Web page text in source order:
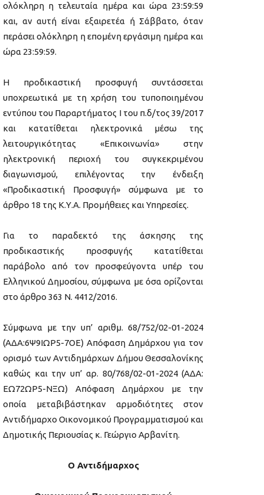
ολόκληρη η τελευταία ημέρα και ώρα 23:59:59
και, αν αυτή είναι εξαιρετέα ή Σάββατο, όταν
περάσει ολόκληρη η επομένη εργάσιμη ημέρα και
ώρα 23:59:59.
Η προδικαστική προσφυγή συντάσσεται
υποχρεωτικά με τη χρήση του τυποποιημένου
εντύπου του Παραρτήματος Ι του π.δ/τος 39/2017
και κατατίθεται ηλεκτρονικά μέσω της
λειτουργικότητας «Επικοινωνία» στην
ηλεκτρονική περιοχή του συγκεκριμένου
διαγωνισμού, επιλέγοντας την ένδειξη
«Προδικαστική Προσφυγή» σύμφωνα με το
άρθρο 18 της Κ.Υ.Α. Προμήθειες και Υπηρεσίες.
Για το παραδεκτό της άσκησης της
προδικαστικής προσφυγής κατατίθεται
παράβολο από τον προσφεύγοντα υπέρ του
Ελληνικού Δημοσίου, σύμφωνα με όσα ορίζονται
στο άρθρο 363 Ν. 4412/2016.
Σύμφωνα με την υπ’ αριθμ. 68/752/02-01-2024
(ΑΔΑ:6Ψ9ΙΩΡ5-7ΟΕ) Απόφαση Δημάρχου για τον
ορισμό των Αντιδημάρχων Δήμου Θεσσαλονίκης
καθώς και την υπ’ αρ. 80/768/02-01-2024 (ΑΔΑ:
ΕΩ72ΩΡ5-ΝΞΩ) Απόφαση Δημάρχου με την
οποία μεταβιβάστηκαν αρμοδιότητες στον
Αντιδήμαρχο Οικονομικού Προγραμματισμού και
Δημοτικής Περιουσίας κ. Γεώργιο Αρβανίτη.
Ο Αντιδήμαρχος